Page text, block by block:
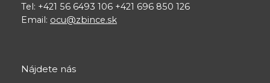
Tel: +421 56 6493 106 +421 696 850 126
Email: ocu@zbince.sk
Nájdete nás